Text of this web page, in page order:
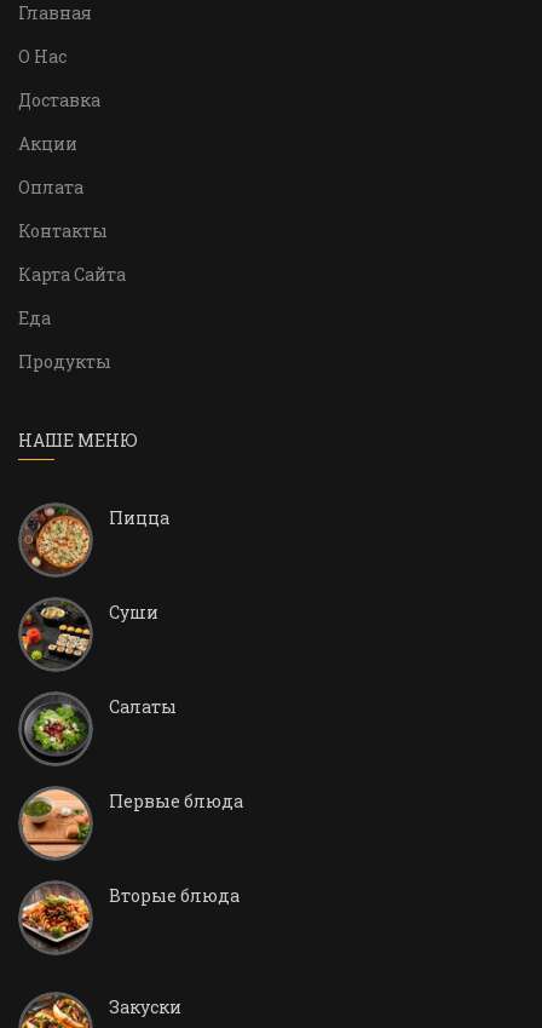
Главная
О Нас
Доставка
Акции
Оплата
Контакты
Карта Сайта
Еда
Продукты
НАШЕ МЕНЮ
Пицца
Суши
Салаты
Первые блюда
Вторые блюда
Закуски